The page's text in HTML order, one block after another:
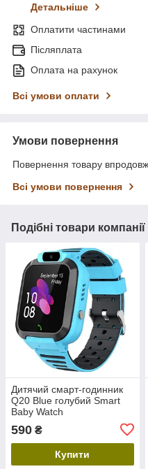
Детальніше
Оплатити частинами
Післяплата
Оплата на рахунок
Всі умови оплати
Умови повернення
Повернення товару
Всі умови повернення
Подібні товари компанії
Дитячий смарт-годинник
Q20 Blue голубий Smart
Baby Watch
590 ₴
Купити